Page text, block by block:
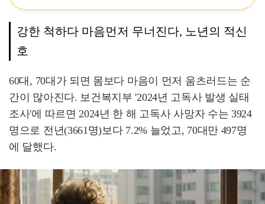
강한 척하다 마음먼저 무너진다, 노년의 적신
호
60대, 70대가 되면 몸보다 마음이 먼저 움츠러드는 순
간이 많아진다. 보건복지부 '2024년 고독사 발생 실태
조사'에 따르면 2024년 한 해 고독사 사망자 수는 3924
명으로 전년(3661명)보다 7.2% 늘었고, 70대만 497명
에 달했다.